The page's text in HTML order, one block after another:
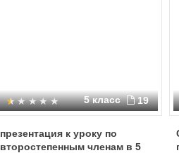
5 класс 19
презентация к уроку по
второстепенным членам в 5